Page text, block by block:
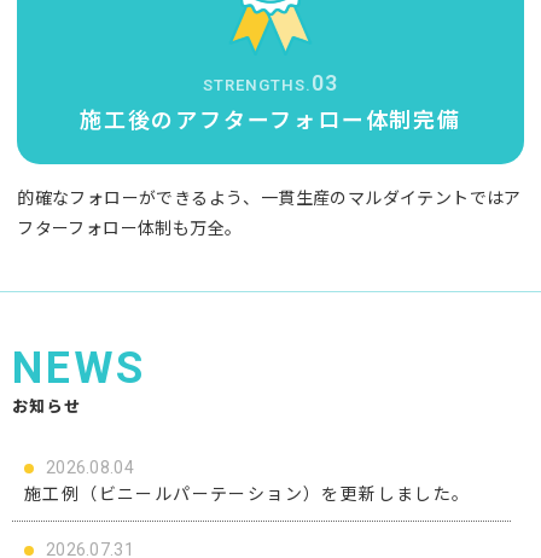
STRENGTHS. 03
施工後のアフターフォロー体制完備
的確なフォローができるよう、一貫生産のマルダイテントではア
フターフォロー体制も万全。
NEWS
お知らせ
2026.08.04
施工例（ビニールパーテーション）を更新しました。
2026.07.31